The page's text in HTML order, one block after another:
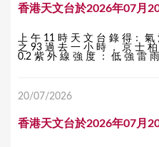
香港天文台於2026年07月
上 午 11 時 天 文 台 錄 得：
之 93 過 去 一 小 時 ， 京 士
0.2 紫 外 線 強 度 ： 低 強 雷
20/07/2026
香港天文台於2026年07月